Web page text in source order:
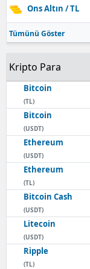
Ons Altın / TL
Tümünü Göster
Kripto Para
Bitcoin
(TL)
Bitcoin
(USDT)
Ethereum
(USDT)
Ethereum
(TL)
Bitcoin Cash
(USDT)
Litecoin
(USDT)
Ripple
(TL)